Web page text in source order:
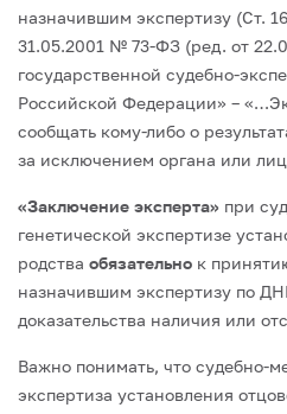
назначившим экспертизу (Ст.
31.05.2001 № 73-ФЗ (ред. от
государственной судебно-
Российской Федерации» –
сообщать кому-либо о
за исключением органа или
«Заключение эксперта» при
генетической экспертизе
родства обязательно к
назначившим экспертизу по
доказательства наличия или
Важно понимать, что судебно-
экспертиза установления